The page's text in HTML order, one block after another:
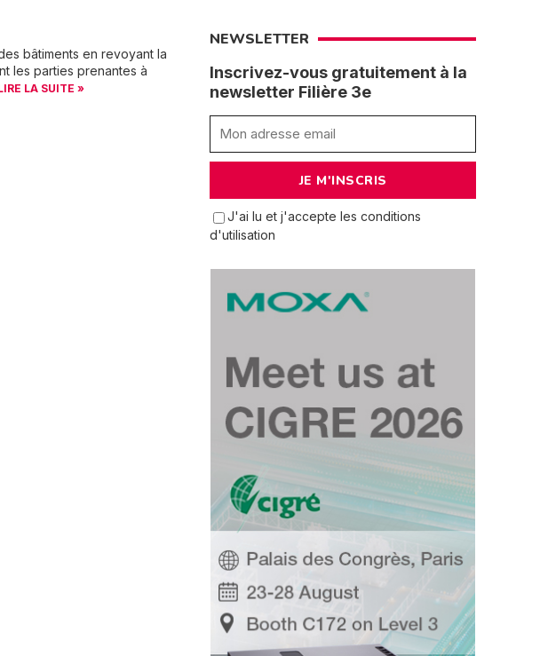
bâtiments en revoyant la
les parties prenantes à
LA SUITE »
NEWSLETTER
Inscrivez-vous gratuitement à la
newsletter Filière 3e
J'ai lu et j'accepte les conditions
d'utilisation